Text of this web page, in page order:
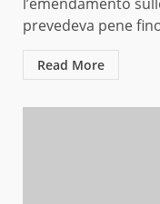
prevedeva pene
Read More